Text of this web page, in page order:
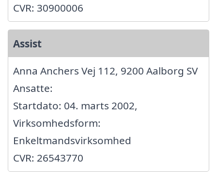
CVR: 30900006
Assist
Anna Anchers Vej 112, 9200 Aalborg SV
Ansatte:
Startdato: 04. marts 2002,
Virksomhedsform:
Enkeltmandsvirksomhed
CVR: 26543770